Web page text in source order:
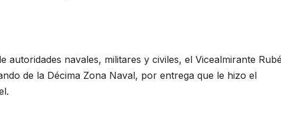
autoridades navales, militares y civiles, el Vicealmirante
de la Décima Zona Naval, por entrega que le hizo el